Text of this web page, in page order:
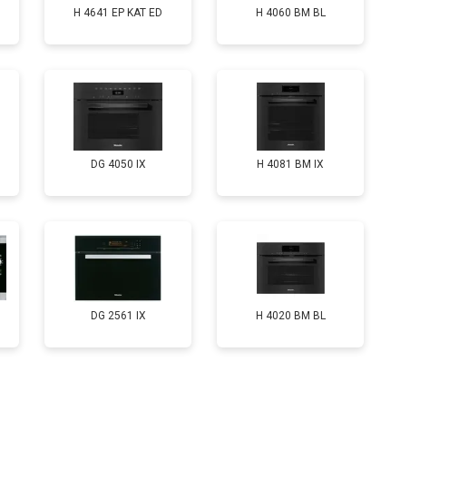
H 4641 EP KAT ED H 4060 BM BL
DG 4050 IX H 4081 ВМ IX
DG 2561 IX H 4020 BM BL